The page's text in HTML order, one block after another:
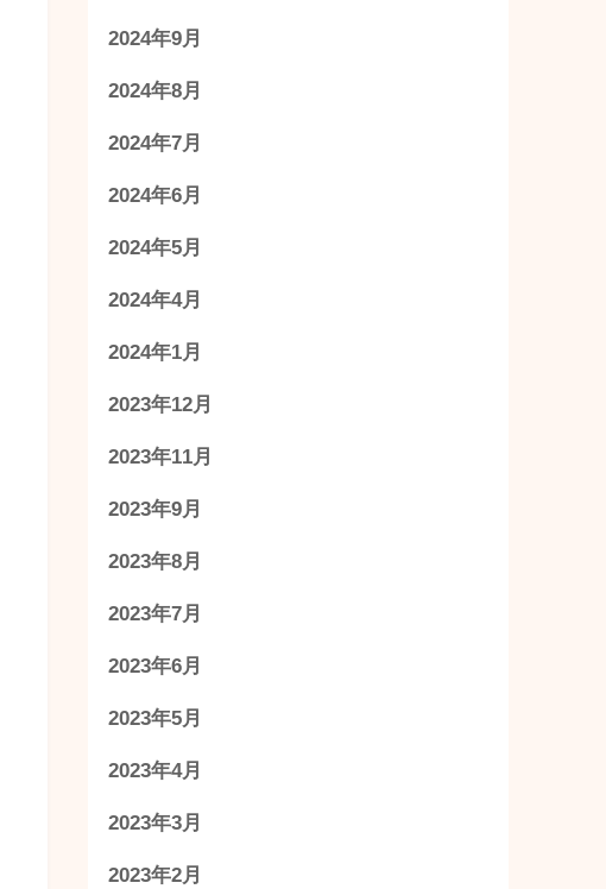
2024年9月
2024年8月
2024年7月
2024年6月
2024年5月
2024年4月
2024年1月
2023年12月
2023年11月
2023年9月
2023年8月
2023年7月
2023年6月
2023年5月
2023年4月
2023年3月
2023年2月